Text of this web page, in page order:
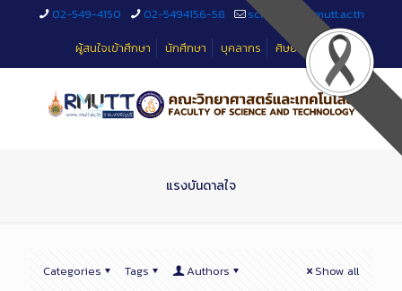
02-549-4150 02-5494156-58
sciteched@rmutt.ac.th
ผู้สนใจเข้าศึกษา
นักศึกษา บุคลากร ศิษย์เก่า
แรงบันดาลใจ
Categories Tags Authors Show all